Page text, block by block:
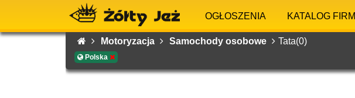
OGŁOSZENIA KATALOG FIRM
Motoryzacja Samochody osobowe Tata(0)
Polska